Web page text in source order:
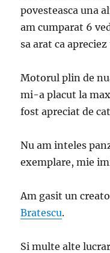
povesteasca una
am cumparat 6
sa arat ca
Motorul plin de
mi-a placut la
fost apreciat de
Nu am inteles
exemplare, mie
Am gasit un
Bratescu.
Si multe alte